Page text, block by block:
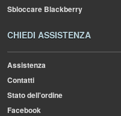
Sbloccare Blackberry
CHIEDI ASSISTENZA
Assistenza
Contatti
Stato dell'ordine
Facebook